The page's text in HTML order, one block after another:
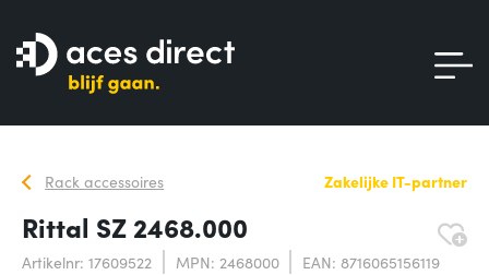
Rack accessoires Zakelijke IT-partner
Rittal SZ 2468.000
Artikelnr: 17609522 MPN: 2468000 EAN: 8716065156119